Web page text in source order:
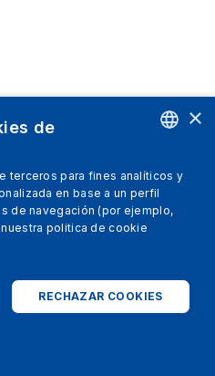
SPANISH
ITALIAN
ENGLISH
×
de
terceros para fines analíticos y
en base a un perfil
de navegación (por ejemplo,
politica de cookie
RECHAZAR COOKIES